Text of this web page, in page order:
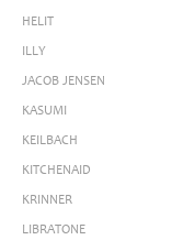
HELIT
ILLY
JACOB JENSEN
KASUMI
KEILBACH
KITCHENAID
KRINNER
LIBRATONE